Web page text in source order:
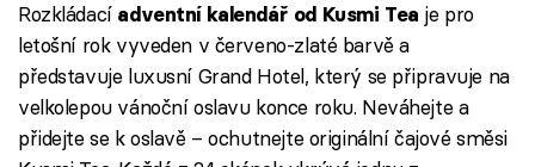
Rozkládacíadventní kalendář od Kusmi Tea je pro
letošní rok vyveden v červeno-zlaté barvě a
představuje luxusní Grand Hotel, který se připravuje na
velkolepou vánoční oslavu konce roku. Neváhejte a
přidejte se k oslavě – ochutnejte originální čajové směsi